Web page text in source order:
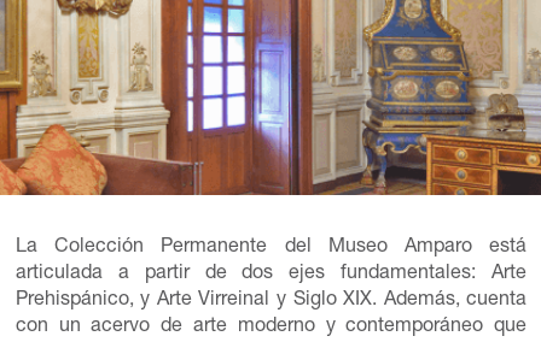
La Colección Permanente del Museo Amparo está
articulada a partir de dos ejes fundamentales: Arte
Prehispánico, y Arte Virreinal y Siglo XIX. Además, cuenta
con un acervo de arte moderno y contemporáneo que